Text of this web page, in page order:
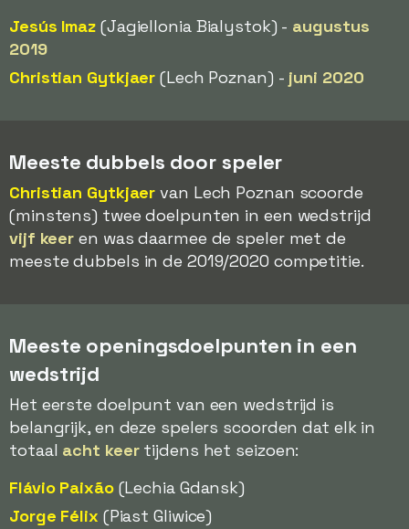
Jesús Imaz (Jagiellonia Bialystok) - augustus
2019
Christian Gytkjaer (Lech Poznan) - juni 2020
Meeste dubbels door speler
Christian Gytkjaer van Lech Poznan scoorde
(minstens) twee doelpunten in een wedstrijd
vijf keer en was daarmee de speler met de
meeste dubbels in de 2019/2020 competitie.
Meeste openingsdoelpunten in een
wedstrijd
Het eerste doelpunt van een wedstrijd is
belangrijk, en deze spelers scoorden dat elk in
totaal acht keertijdens het seizoen:
Flávio Paixão(Lechia Gdansk)
Jorge Félix (Piast Gliwice)